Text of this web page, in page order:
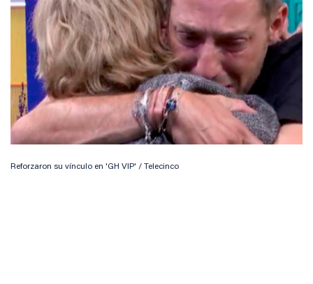
Reforzaron su vínculo en 'GH VIP' / Telecinco